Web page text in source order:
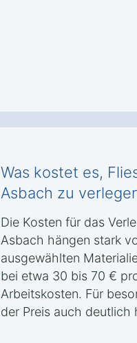
Was kostet es,
Asbach zu
Die Kosten für das
Asbach hängen stark
ausgewählten
bei etwa 30 bis 70 €
Arbeitskosten. Für
der Preis auch deutlich